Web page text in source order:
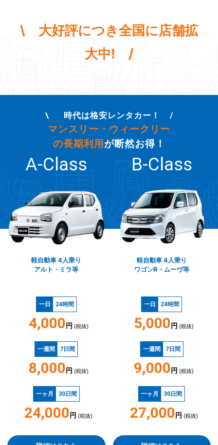
\ 大好評につき全国に店舗拡
大中! /
時代は格安レンタカー！
マンスリー・ウィークリー
の長期利用 が断然お得！
A-Class
軽自動車 4人乗り
アルト・ミラ等
一日 24時間
4,000 円 (税抜)
一週間 7日間
8,000 円 (税抜)
一ヶ月 30日間
24,000 円 (税抜)
B-Class
軽自動車 4人乗り
ワゴンR・ムーヴ等
一日 24時間
5,000 円 (税抜)
一週間 7日間
9,000 円 (税抜)
一ヶ月 30日間
27,000 円 (税抜)